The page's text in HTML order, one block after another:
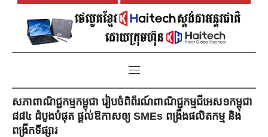
សភាពាណិជ្ជកម្មកម្ពុជា រៀបចំពិព័រណ៍ពាណិជ្ជកម្មជីអេស១កម្ពុជា
៨៨៤ ដំបូងបំផុត ផ្ដល់ឱកាសឲ្យ SMEs ពង្រឹងផលិតកម្ម និង
ពង្រីកទីផ្សារ